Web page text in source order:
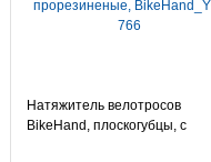
Натяжитель велотросов
BikeHand, плоскогубцы, с